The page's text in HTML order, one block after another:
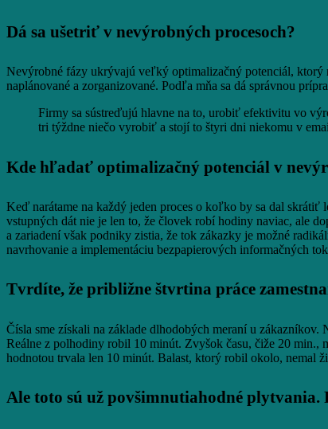
Dá sa ušetriť v nevýrobných procesoch?
Nevýrobné fázy ukrývajú veľký optimalizačný potenciál, ktorý
naplánované a zorganizované. Podľa mňa sa dá správnou
Firmy sa sústreďujú hlavne na to, urobiť efektivitu vo
tri týždne niečo vyrobiť a stojí to štyri dni niekomu v
Kde hľadať optimalizačný potenciál v
Keď narátame na každý jeden proces o koľko by sa dal skrátiť
vstupných dát nie je len to, že človek robí hodiny naviac, ale
a zariadení však podniky zistia, že tok zákazky je možné
navrhovanie a implementáciu bezpapierových informačných
Tvrdíte, že približne štvrtina práce
Čísla sme získali na základe dlhodobých meraní u
Reálne z polhodiny robil 10 minút. Zvyšok času, čiže 20 min.,
hodnotou trvala len 10 minút. Balast, ktorý robil okolo, nemal
Ale toto sú už povšimnutiahodné plytvania.